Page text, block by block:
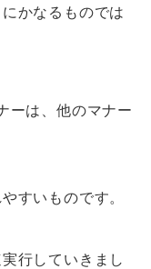
かなるものでは
ーは、他のマナー
すいものです。
行していきまし